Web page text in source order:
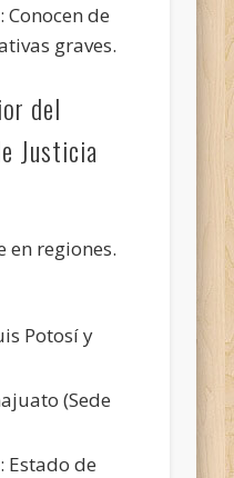
: Conocen de
graves.
del
Justicia
en regiones.
Potosí y
(Sede
: Estado de